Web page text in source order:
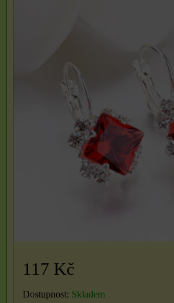
117 Kč
Dostupnost: Skladem